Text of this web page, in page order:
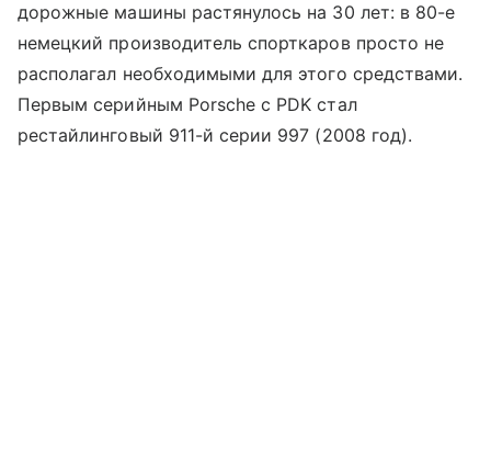
дорожные машины растянулось на 30 лет: в 80-е
немецкий производитель спорткаров просто не
располагал необходимыми для этого средствами.
Первым серийным Porsche с PDK стал
рестайлинговый 911-й серии 997 (2008 год).